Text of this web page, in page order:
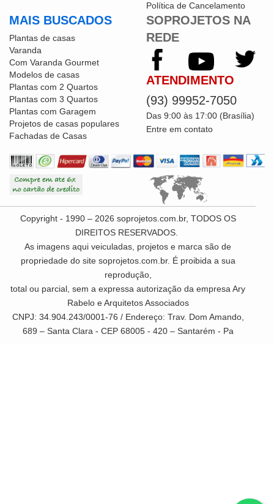
Política de Cancelamento
MAIS BUSCADOS
Plantas de casas
Varanda
Com Varanda Gourmet
Modelos de casas
Plantas com 2 Quartos
Plantas com 3 Quartos
Plantas com Garagem
Projetos de casas populares
Fachadas de Casas
SOPROJETOS NA
REDE
ATENDIMENTO
(93) 99952-7050
Das 9:00 às 17:00 (Brasília)
Entre em contato
Copyright - 1990 – 2026 soprojetos.com.br, TODOS OS
DIREITOS RESERVADOS.
As imagens aqui veiculadas, projetos e marca são de
propriedade do site soprojetos.com.br. É proibida a sua
reprodução,
total ou parcial, sem a expressa autorização da empresa Ary
Rabelo e Arquitetos Associados
CNPJ: 34.904.243/0001-76 / Endereço: Trav. Dom Amando,
689 – Santa Clara - CEP 68005 - 420 – Santarém - Pa